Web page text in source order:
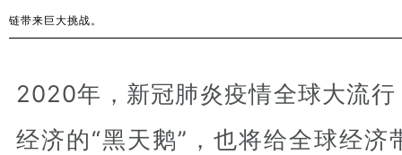
链带来巨大挑战。
2020年，新冠肺炎疫情全球大流
经济的“黑天鹅”，也将给全球经